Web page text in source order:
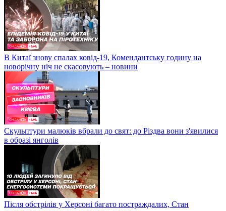
В Китаї знову спалах ковід-19, Комендантську годину на
новорічну ніч не скасовують – новини
Скульптури малюків вбрали до свят: до Різдва вони з'явилися
в образі янголів
Після обстрілів у Херсоні багато постраждалих, Стан